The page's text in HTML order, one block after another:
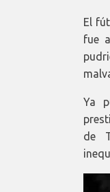
El
fue
Ya
de